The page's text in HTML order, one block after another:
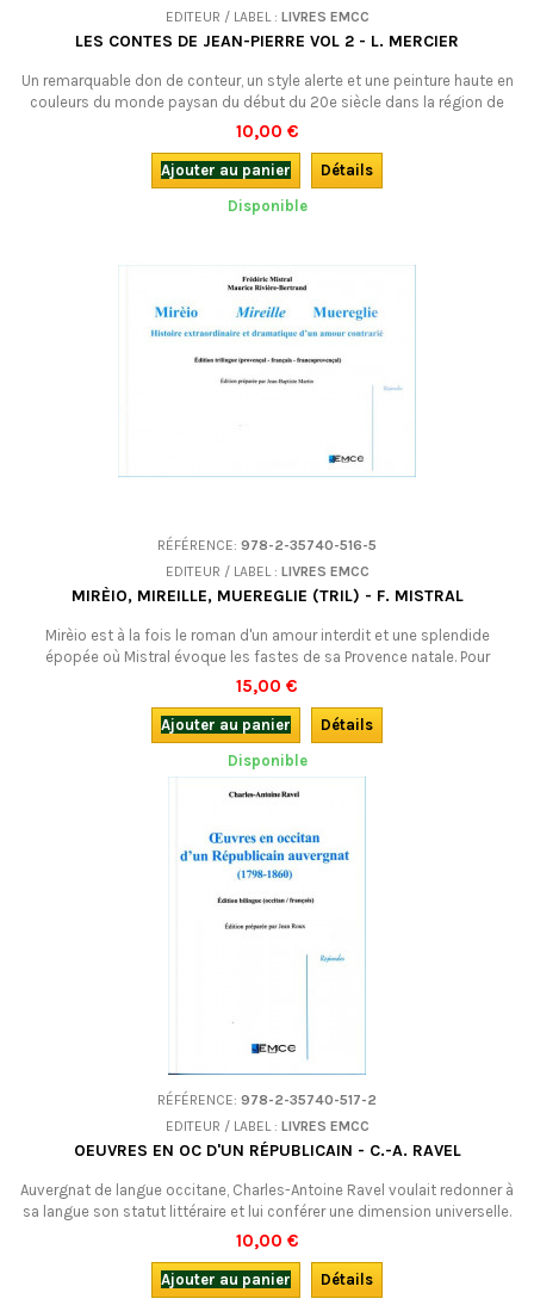
EDITEUR / LABEL : LIVRES EMCC
LES CONTES DE JEAN-PIERRE VOL 2 - L. MERCIER
Un remarquable don de conteur, un style alerte et une peinture haute en
couleurs du monde paysan du début du 20e siècle dans la région de
Roanne.Bilingue francoprovençal-français.
10,00 €
Ajouter au panier
Détails
Disponible
RÉFÉRENCE: 978-2-35740-516-5
EDITEUR / LABEL : LIVRES EMCC
MIRÈIO, MIREILLE, MUEREGLIE (TRIL) - F. MISTRAL
Mirèio est à la fois le roman d'un amour interdit et une splendide
épopée où Mistral évoque les fastes de sa Provence natale. Pour
(re)découvrir ce chef d'oeuvre, voici une édition trilingue : en occitan
provençal avec la traduction française de l'auteur, mais aussi avec une
traduction en francoprovençal (dauphinois).
15,00 €
Ajouter au panier
Détails
Disponible
RÉFÉRENCE: 978-2-35740-517-2
EDITEUR / LABEL : LIVRES EMCC
OEUVRES EN OC D'UN RÉPUBLICAIN - C.-A. RAVEL
Auvergnat de langue occitane, Charles-Antoine Ravel voulait redonner à
sa langue son statut littéraire et lui conférer une dimension universelle.
C'est donc en occitan qu'il a défendu ses idées républicaines sous la
Restauration et le Second Empire. Une oeuvre variée et remarquable,
tantôt grave, critique ou satitrique, tantôt souriante ou lyrique.Edition...
10,00 €
Ajouter au panier
Détails